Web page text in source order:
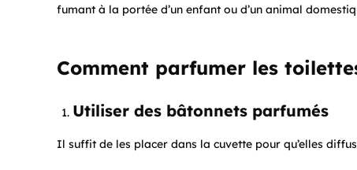
fumant à la portée d’un enfant ou d’un animal
Comment parfumer les
Utiliser des bâtonnets parfumés
Il suffit de les placer dans la cuvette pour qu’elles